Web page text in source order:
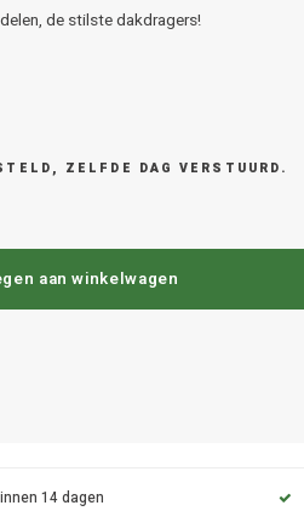
de stilste dakdragers!
ZELFDE DAG VERSTUURD.
aan winkelwagen
14 dagen